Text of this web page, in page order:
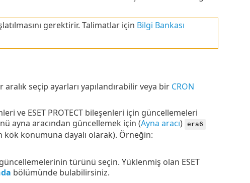
gerektirir. Talimatlar için Bilgi Bankası
aralık seçip ayarları yapılandırabilir veya bir CRON
ve ESET PROTECT bileşenleri için güncellemeleri
ayna aracından güncellemek için (Ayna aracı) era6
konumuna dayalı olarak). Örneğin:
türünü seçin. Yüklenmiş olan ESET
bölümünde bulabilirsiniz.